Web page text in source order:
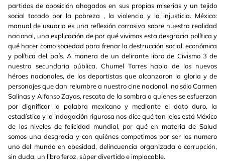
partidos de oposición ahogados en sus propias miserias y un tejido
social tocado por la pobreza , la violencia y la injusticia. México:
manual de usuario es una reflexión corrosiva sobre nuestra realidad
nacional, una explicación de por qué vivimos esta desgracia política y
qué hacer como sociedad para frenar la destrucción social, económica
y política del país. A manera de un delirante libro de Civismo 3 de
nuestra secundaria pública, Chumel Torres habla de los nuevos
héroes nacionales, de los deportistas que alcanzaron la gloria y de
personajes que dan relumbre a nuestro cine nacional, no sólo Carmen
Salinas y Alfonso Zayas, rescata de la sombra a quienes se esfuerzan
por dignificar la palabra mexicano y mediante el dato duro, la
estadística y la indagación rigurosa nos dice qué tan lejos está México
de los niveles de felicidad mundial, por qué en materia de Salud
somos una desgracia y con quiénes competimos por ser los numero
uno del mundo en obesidad, delincuencia organizada o corrupción,
sin duda, un libro feroz, súper divertido e implacable.